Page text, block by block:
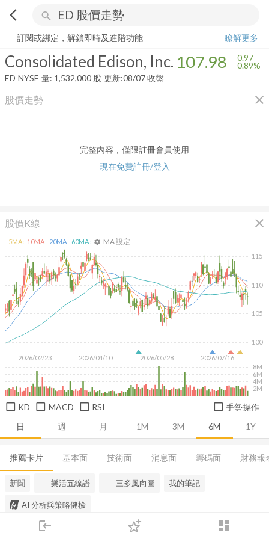
arrow_back_ios search
login dashboard
下單
Consolidated Edison, Inc. 107.98
訂閱或綁定，解鎖即時及進階功能
瞭解更多
Consolidated Edison, Inc. 107.98 -0.97
-0.89%
ED NYSE 量: 1,532,000 股 更新:08/07 收盤
股價走勢 close
完整內容，僅限註冊會員使用
現在免費註冊/登入
股價K線 close
日 週 月 1M 3M 6M 1Y
2026/02/23 2026/04/10 2026/05/28 2026/07/16
100
105
110
115
2M
4M
6M
8M
5MA: 10MA: 20MA: 60MA: settings MA 設定
KD MACD RSI 手勢操作
推薦卡片 基本面 技術面 消息面 籌碼面 財務報
新聞 樂活五線譜 三多風向圖 我的筆記
AI 分析與策略健檢